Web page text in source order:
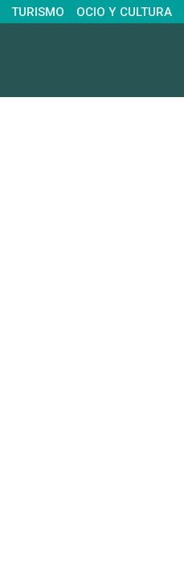
TURISMO OCIO Y CULTURA